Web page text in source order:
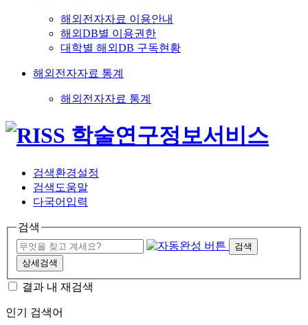
해외전자자료 이용안내
해외DB별 이용권한
대학별 해외DB 구독현황
해외전자자료 통계
해외전자자료 통계
검색환경설정
검색도움말
다국어입력
검색
검색
상세검색
결과 내 재검색
인기 검색어